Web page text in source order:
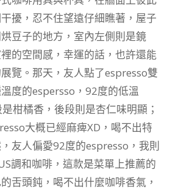
擾，忍不住望遠仔細瞧著，屋子
豆子的地方，室內左側則是鏡
的空間感，幸運的話，也許還能
覽。那天，友人點了espresso雙
度的espersso，92度的低溫
柑橘香，後段則是杏仁味明顯；
大概已經麻痺XD，喝不出特
友人偏愛92度的espresso，我則
調和咖啡，這款是菜單上推薦的
舌頭鈍，喝不出什麼咖啡香氣，